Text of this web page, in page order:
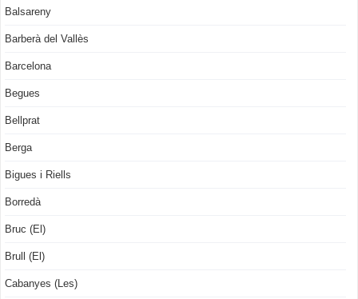
Balsareny
Barberà del Vallès
Barcelona
Begues
Bellprat
Berga
Bigues i Riells
Borredà
Bruc (El)
Brull (El)
Cabanyes (Les)